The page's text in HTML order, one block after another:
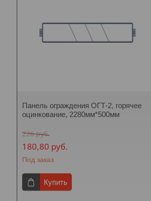
Панель ограждения ОГТ-2, горячее
оцинкование, 2280мм*500мм
226руб.
180,80 руб.
Под заказ
Купить